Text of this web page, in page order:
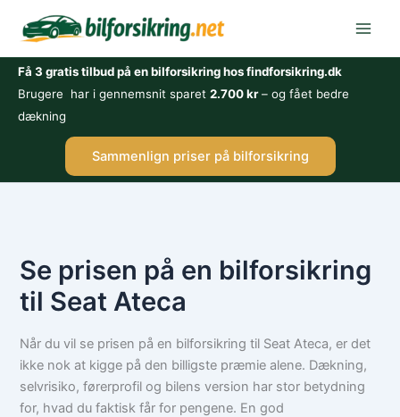
Få 3 gratis tilbud på en bilforsikring hos findforsikring.dk
Brugere har i gennemsnit sparet 2.700 kr– og fået bedre
dækning
Sammenlign priser på bilforsikring
Se prisen på en bilforsikring
til Seat Ateca
Når du vil se prisen på en bilforsikring til Seat Ateca, er det
ikke nok at kigge på den billigste præmie alene. Dækning,
selvrisiko, førerprofil og bilens version har stor betydning
for, hvad du faktisk får for pengene. En god